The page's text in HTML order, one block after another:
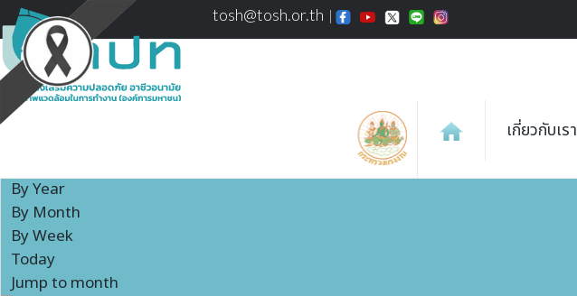
tosh@tosh.or.th
เกี่ยวกับเรา
Events Calendar
By Year
By Month
By Week
Today
Jump to month